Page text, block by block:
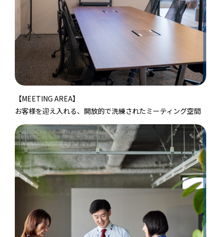
【MEETING AREA】
お客様を迎え入れる、開放的で洗練されたミーティング空間